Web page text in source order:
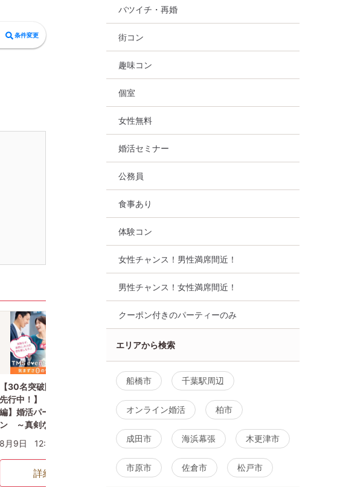
条件変更
【30名突破間近！ 男性ご予約
先行中！】【40代50代中心
編】婚活パーティー・街コ
ン ～真剣な出会い～
8月9日
12:30〜
詳細を見る
【無料個別相談会】結婚相談
所の仕組みと婚活の進め方を
ご案内
8月9日
13:00〜 船橋市
詳細を見る
8月9日
バツイチ・再婚
街コン
趣味コン
個室
女性無料
婚活セミナー
公務員
食事あり
体験コン
女性チャンス！男性満席間近！
男性チャンス！女性満席間近！
クーポン付きのパーティーのみ
エリアから検索
船橋市 千葉駅周辺
オンライン婚活 柏市
成田市 海浜幕張 木更津市
市原市 佐倉市 松戸市